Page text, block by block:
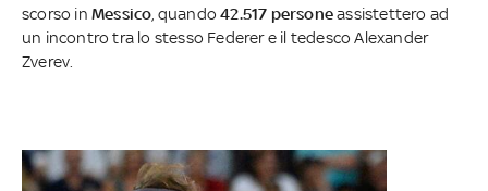
scorso in Messico , quando42.517 personeassistettero ad
un incontro tra lo stesso Federer e il tedesco Alexander
Zverev.